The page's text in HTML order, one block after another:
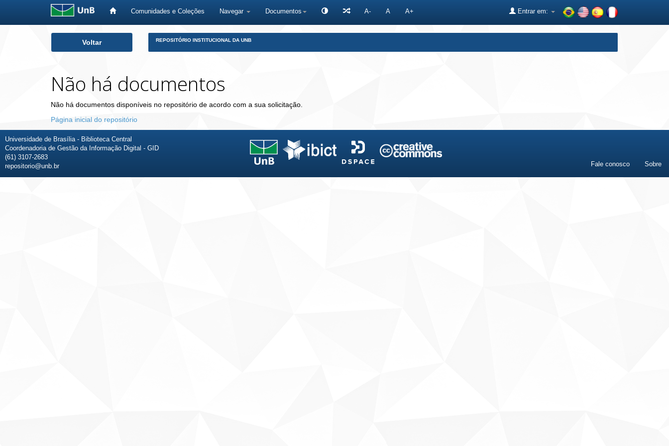
Comunidades e Coleções Navegar Documentos A- A A+ Entrar em:
Voltar REPOSITÓRIO INSTITUCIONAL DA UNB
Não há documentos
Não há documentos disponíveis no repositório de acordo com a sua solicitação.
Página inicial do repositório
Universidade de Brasília - Biblioteca Central
Coordenadoria de Gestão da Informação Digital - GID
(61) 3107-2683
repositorio@unb.br
Fale conosco Sobre